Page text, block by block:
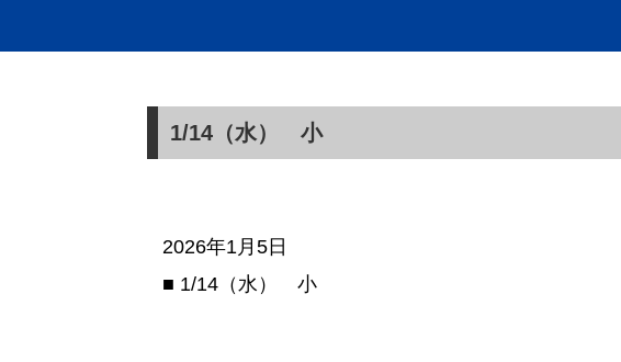
1/14（水） 小
2026年1月5日
■ 1/14（水） 小